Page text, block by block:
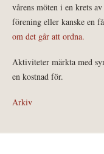
vårens möten i en krets
förening eller kanske en
om det går att ordna.
Aktiviteter märkta med
en kostnad för.
Arkiv